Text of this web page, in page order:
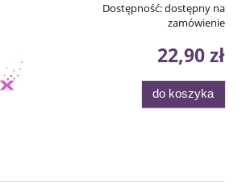
Dostępność:dostępny na
zamówienie
22,90 zł
do koszyka